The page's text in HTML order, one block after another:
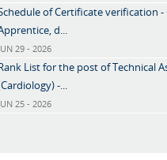
of Certificate verification -
d...
29 - 2026
List for the post of Technical
-...
25 - 2026